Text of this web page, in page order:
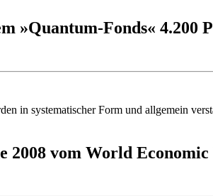
»Quantum-Fonds« 4.200
in systematischer Form und allgemein
vom World